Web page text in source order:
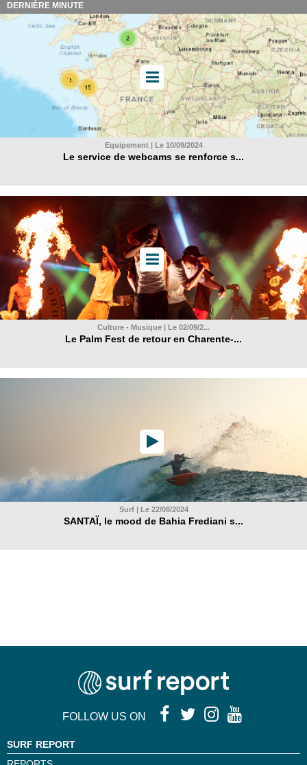
DERNIÈRE MINUTE
Equipement | Le 10/09/2024
Le service de webcams se renforce s...
Culture - Musique | Le 02/09/2...
Le Palm Fest de retour en Charente-...
Surf | Le 22/08/2024
SANTAÏ, le mood de Bahia Frediani s...
FOLLOW US ON
SURF REPORT